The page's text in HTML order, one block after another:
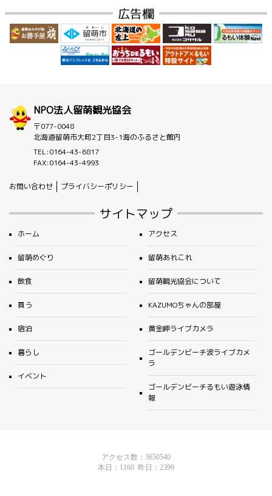
広告欄
NPO法人留萌観光協会
〒077-0048
北海道留萌市大町2丁目3-1海のふるさと館内
TEL:0164-43-6817
FAX:0164-43-4993
お問い合わせ プライバシーポリシー
サイトマップ
ホーム
留萌めぐり
飲食
買う
宿泊
暮らし
イベント
アクセス
留萌あれこれ
留萌観光協会について
KAZUMOちゃんの部屋
黄金岬ライブカメラ
ゴールデンビーチ波ライブカメ
ラ
ゴールデンビーチるもい遊泳情
報